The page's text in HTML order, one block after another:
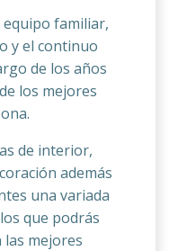
familiar,
y el continuo
de los años
los mejores
de interior,
además
una variada
que podrás
mejores